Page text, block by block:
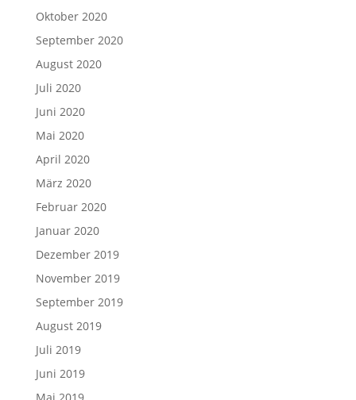
Oktober 2020
September 2020
August 2020
Juli 2020
Juni 2020
Mai 2020
April 2020
März 2020
Februar 2020
Januar 2020
Dezember 2019
November 2019
September 2019
August 2019
Juli 2019
Juni 2019